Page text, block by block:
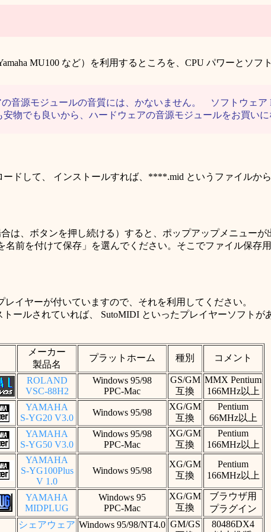
MU100 など）を利用するところを、CPU パワーとソフ
音源モジュールの音質には、かないません。 ソフトウェ
物でも良いから、ハードウェアの音源モジュールをお買いに
ドして、 インストールすれば、****.mid というファイルか
は、ボタンを押し続ける）すると、ポップアップメニュー
名前を付けて保存」を選んでください。そこでファイル保存
イヤーが付いていますので、それを利用してください。
ールされていれば、 SutoMIDI といったプレイヤーソフトが
メーカー
製品名
プラットホーム 種別 コメント
ROLAND
VSC-88H2
Windows 95/98
PPC-Mac
GS/GM
互換
MMX Pentium
166MHz以上
YAMAHA
S-YG20 V3.0
Windows 95/98
XG/GM
互換
Pentium
66MHz以上
YAMAHA
S-YG50 V3.0
Windows 95/98
PPC-Mac
XG/GM
互換
Pentium
166MHz以上
YAMAHA
S-YG100Plus
V 1.0
Windows 95/98
XG/GM
互換
Pentium
166MHz以上
YAMAHA
MIDPLUG
Windows 95
PPC-Mac
XG/GM
互換
ブラウザ用
プラグイン
シェアウェア Windows 95/98/NT4.0 GM/GS
80486DX4